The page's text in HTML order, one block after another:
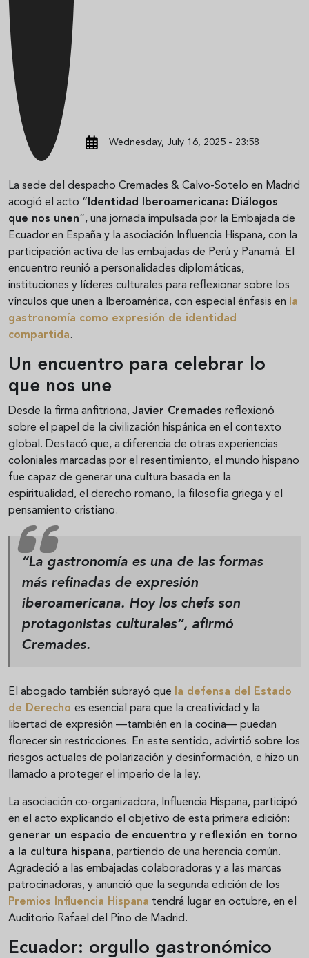
Wednesday, July 16, 2025 - 23:58
La sede del despacho Cremades & Calvo-Sotelo en Madrid
acogió el acto “ Identidad Iberoamericana: Diálogos
que nos unen”, una jornada impulsada por la Embajada de
Ecuador en España y la asociación Influencia Hispana, con la
participación activa de las embajadas de Perú y Panamá. El
encuentro reunió a personalidades diplomáticas,
instituciones y líderes culturales para reflexionar sobre los
vínculos que unen a Iberoamérica, con especial énfasis en
la
gastronomía como expresión de identidad
compartida.
Un encuentro para celebrar lo
que nos une
Desde la firma anfitriona, Javier Cremades reflexionó
sobre el papel de la civilización hispánica en el contexto
global. Destacó que, a diferencia de otras experiencias
coloniales marcadas por el resentimiento, el mundo hispano
fue capaz de generar una cultura basada en la
espiritualidad, el derecho romano, la filosofía griega y el
pensamiento cristiano.
“La gastronomía es una de las formas
más refinadas de expresión
iberoamericana. Hoy los chefs son
protagonistas culturales”, afirmó
Cremades.
El abogado también subrayó que
la defensa del Estado
de Derecho es esencial para que la creatividad y la
libertad de expresión —también en la cocina— puedan
florecer sin restricciones. En este sentido, advirtió sobre los
riesgos actuales de polarización y desinformación, e hizo un
llamado a proteger el imperio de la ley.
La asociación co-organizadora, Influencia Hispana, participó
en el acto explicando el objetivo de esta primera edición:
generar un espacio de encuentro y reflexión en torno
a la cultura hispana, partiendo de una herencia común.
Agradeció a las embajadas colaboradoras y a las marcas
patrocinadoras, y anunció que la segunda edición de los
Premios Influencia Hispana tendrá lugar en octubre, en el
Auditorio Rafael del Pino de Madrid.
Ecuador: orgullo gastronómico